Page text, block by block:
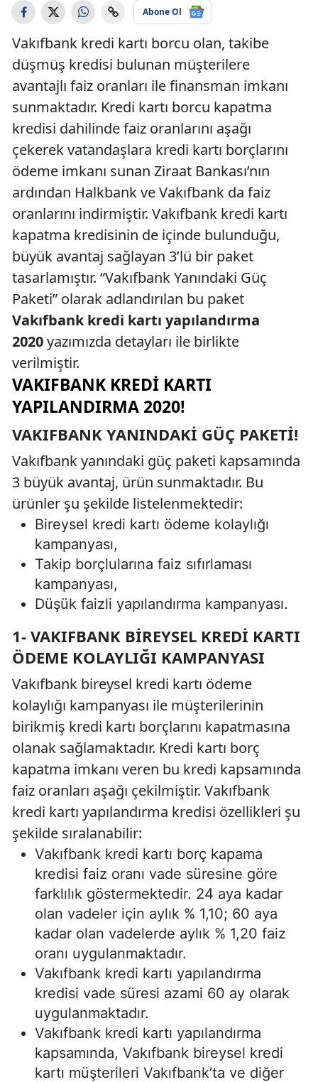
Abone Ol
Vakıfbank kredi kartı borcu olan, takibe
düşmüş kredisi bulunan müşterilere
avantajlı faiz oranları ile finansman imkanı
sunmaktadır. Kredi kartı borcu kapatma
kredisi dahilinde faiz oranlarını aşağı
çekerek vatandaşlara kredi kartı borçlarını
ödeme imkanı sunan Ziraat Bankası’nın
ardından Halkbank ve Vakıfbank da faiz
oranlarını indirmiştir. Vakıfbank kredi kartı
kapatma kredisinin de içinde bulunduğu,
büyük avantaj sağlayan 3’lü bir paket
tasarlamıştır. “Vakıfbank Yanındaki Güç
Paketi” olarak adlandırılan bu paket
Vakıfbank kredi kartı yapılandırma
2020yazımızda detayları ile birlikte
verilmiştir.
VAKIFBANK KREDI KARTI
YAPILANDIRMA 2020!
VAKIFBANK YANINDAKI GÜÇ PAKETI!
Vakıfbank yanındaki güç paketi kapsamında
3 büyük avantaj, ürün sunmaktadır. Bu
ürünler şu şekilde listelenmektedir:
Bireysel kredi kartı ödeme kolaylığı
kampanyası,
Takip borçlularına faiz sıfırlaması
kampanyası,
Düşük faizli yapılandırma kampanyası.
1- VAKIFBANK BIREYSEL KREDI KARTI
ÖDEME KOLAYLIĞI KAMPANYASI
Vakıfbank bireysel kredi kartı ödeme
kolaylığı kampanyası ile müşterilerinin
birikmiş kredi kartı borçlarını kapatmasına
olanak sağlamaktadır. Kredi kartı borç
kapatma imkanı veren bu kredi kapsamında
faiz oranları aşağı çekilmiştir. Vakıfbank
kredi kartı yapılandırma kredisi özellikleri şu
şekilde sıralanabilir:
Vakıfbank kredi kartı borç kapama
kredisi faiz oranı vade süresine göre
farklılık göstermektedir. 24 aya kadar
olan vadeler için aylık % 1,10; 60 aya
kadar olan vadelerde aylık % 1,20 faiz
oranı uygulanmaktadır.
Vakıfbank kredi kartı yapılandırma
kredisi vade süresi azami 60 ay olarak
uygulanmaktadır.
Vakıfbank kredi kartı yapılandırma
kapsamında, Vakıfbank bireysel kredi
kartı müşterileri Vakıfbank’ta ve diğer